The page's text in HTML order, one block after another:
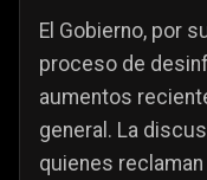
El Gobierno, por
proceso de
aumentos
general. La
quienes